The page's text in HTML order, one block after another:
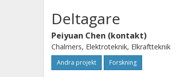
Deltagare
Peiyuan Chen (kontakt)
Chalmers, Elektroteknik, Elkraftteknik
Andra projekt Forskning